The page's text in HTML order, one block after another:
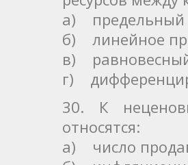
а) предельный
б) линейное
в)
г)
30. К
относятся:
а) число